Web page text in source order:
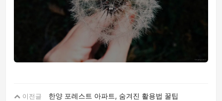
이전글
한양 포레스트 아파트, 숨겨진 활용법 꿀팁